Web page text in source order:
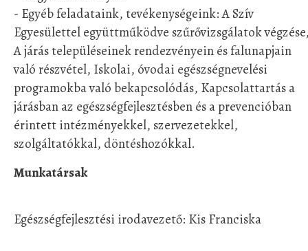
- Egyéb feladataink, tevékenységeink: A Szív
Egyesülettel együttműködve szűrővizsgálatok
A járás településeinek rendezvényein és falunapjain
való részvétel, Iskolai, óvodai egészségnevelési
programokba való bekapcsolódás, Kapcsolattartás a
járásban az egészségfejlesztésben és a prevencióban
érintett intézményekkel, szervezetekkel,
szolgáltatókkal, döntéshozókkal.
Munkatársak
Egészségfejlesztési irodavezető: Kis Franciska